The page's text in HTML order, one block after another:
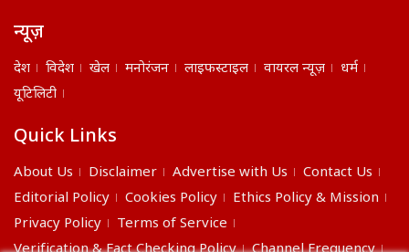
न्यूज़
देश विदेश खेल मनोरंजन लाइफस्टाइल वायरल न्यूज़
धर्म
यूटिलिटी
Quick Links
About Us Disclaimer Advertise with Us
Contact Us
Editorial Policy
Cookies Policy
Ethics Policy & Mission
Privacy Policy
Terms of Service